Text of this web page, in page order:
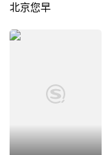
北京您早